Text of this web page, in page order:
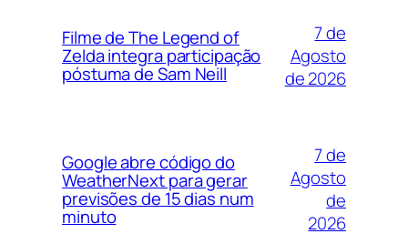
Filme de The Legend of
Zelda integra participação
póstuma de Sam Neill
7 de
Agosto
de 2026
Google abre código do
WeatherNext para gerar
previsões de 15 dias num
minuto
7 de
Agosto
de
2026